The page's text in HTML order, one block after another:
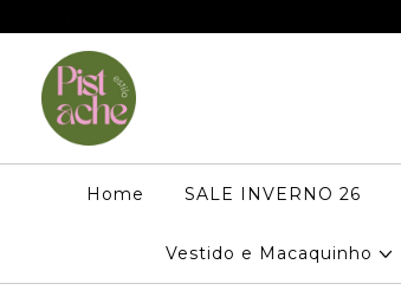
Home SALE INVERNO 26
Vestido e Macaquinho